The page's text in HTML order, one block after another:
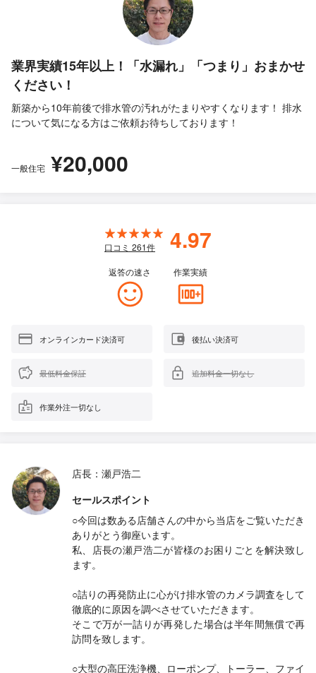
業界実績15年以上！「水漏れ」「つまり」おまかせ
ください！
新築から10年前後で排水管の汚れがたまりやすくなります！ 排水
について気になる方はご依頼お待ちしております！
一般住宅 ¥20,000
口コミ 261件 4.97
返答の速さ 作業実績
オンラインカード決済可 後払い決済可
最低料金保証 追加料金一切なし
作業外注一切なし
店長：瀬戸浩二
セールスポイント
○今回は数ある店舗さんの中から当店をご覧いただき
ありがとう御座います。
私、店長の瀬戸浩二が皆様のお困りごとを解決致し
ます。
○詰りの再発防止に心がけ排水管のカメラ調査をして
徹底的に原因を調べさせていただきます。
そこで万が一詰りが再発した場合は半年間無償で再
訪問を致します。
○大型の高圧洗浄機、ローポンプ、トーラー、ファイ